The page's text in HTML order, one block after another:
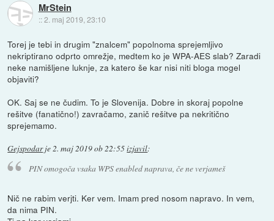
MrStein
::2. maj 2019, 23:10
Torej je tebi in drugim "znalcem" popolnoma sprejemljivo
nekriptirano odprto omrežje, medtem ko je WPA-AES slab? Zaradi
neke namišljene luknje, za katero še kar nisi niti bloga mogel
objaviti?
OK. Saj se ne čudim. To je Slovenija. Dobre in skoraj popolne
rešitve (fanatično!) zavračamo, zanič rešitve pa nekritično
sprejemamo.
Gejspodarje2. maj 2019 ob 22:55izjavil:
PIN omogoča vsaka WPS enabled naprava, če ne verjameš
Nič ne rabim verjti. Ker vem. Imam pred nosom napravo. In vem,
da nima PIN.